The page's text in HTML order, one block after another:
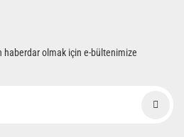
haberdar olmak için e-bültenimize